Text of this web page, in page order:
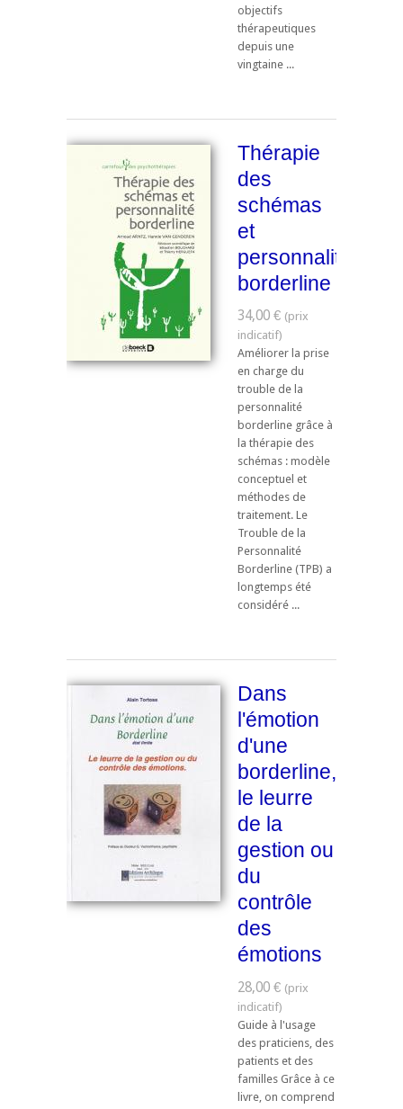
objectifs
thérapeutiques
depuis une
vingtaine ...
Thérapie
des
schémas
et
personnalité
borderline
34,00 €
Améliorer la prise
en charge du
trouble de la
personnalité
borderline grâce à
la thérapie des
schémas : modèle
conceptuel et
méthodes de
traitement. Le
Trouble de la
Personnalité
Borderline (TPB) a
longtemps été
considéré ...
Dans
l'émotion
d'une
borderline,
le leurre
de la
gestion ou
du
contrôle
des
émotions
28,00 €
Guide à l'usage
des praticiens, des
patients et des
familles Grâce à ce
livre, on comprend